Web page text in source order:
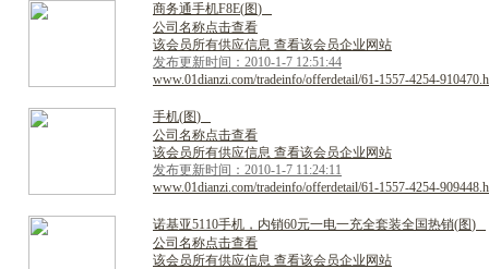
商务通手机F8E(图)
公司名称点击查看
该会员所有供应信息 查看该会员企业网站
发布更新时间：2010-1-7 12:51:44
www.01dianzi.com/tradeinfo/offerdetail/61-1557-4254-
手机(图)
公司名称点击查看
该会员所有供应信息 查看该会员企业网站
发布更新时间：2010-1-7 11:24:11
www.01dianzi.com/tradeinfo/offerdetail/61-1557-4254-
诺基亚5110手机 ， 内销60元一电一充全套装全国热销(图)
公司名称点击查看
该会员所有供应信息 查看该会员企业网站